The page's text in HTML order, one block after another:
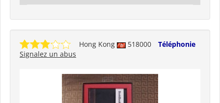
Hong Kong 518000
Téléphonie
Signalez un abus